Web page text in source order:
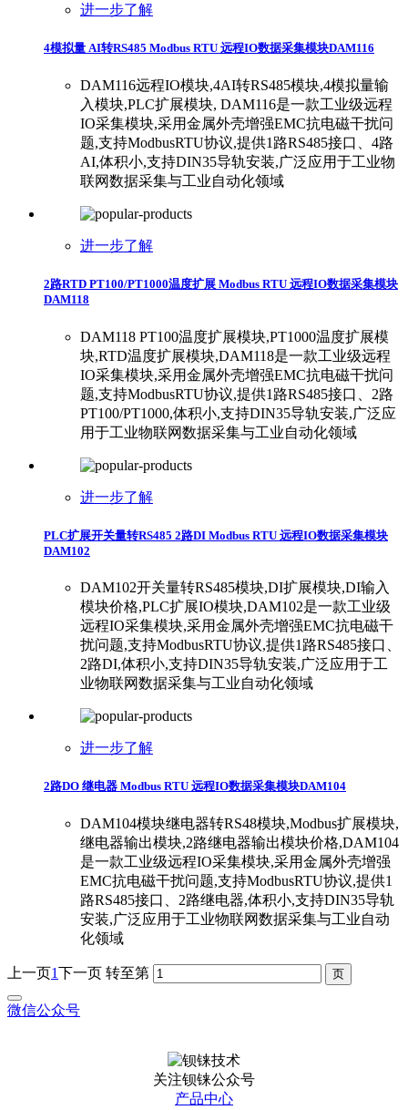
进一步了解
4模拟量 AI转RS485 Modbus RTU 远程IO数据采集模块DAM116
DAM116远程IO模块,4AI转RS485模块,4模拟量输
入模块,PLC扩展模块, DAM116是一款工业级远程
IO采集模块,采用金属外壳增强EMC抗电磁干扰问
题,支持ModbusRTU协议,提供1路RS485接口、4路
AI,体积小,支持DIN35导轨安装,广泛应用于工业物
联网数据采集与工业自动化领域
进一步了解
2路RTD PT100/PT1000温度扩展 Modbus RTU 远程IO数据采集模块
DAM118
DAM118 PT100温度扩展模块,PT1000温度扩展模
块,RTD温度扩展模块,DAM118是一款工业级远程
IO采集模块,采用金属外壳增强EMC抗电磁干扰问
题,支持ModbusRTU协议,提供1路RS485接口、2路
PT100/PT1000,体积小,支持DIN35导轨安装,广泛应
用于工业物联网数据采集与工业自动化领域
进一步了解
PLC扩展开关量转RS485 2路DI Modbus RTU 远程IO数据采集模块
DAM102
DAM102开关量转RS485模块,DI扩展模块,DI输入
模块价格,PLC扩展IO模块,DAM102是一款工业级
远程IO采集模块,采用金属外壳增强EMC抗电磁干
扰问题,支持ModbusRTU协议,提供1路RS485接口、
2路DI,体积小,支持DIN35导轨安装,广泛应用于工
业物联网数据采集与工业自动化领域
进一步了解
2路DO 继电器 Modbus RTU 远程IO数据采集模块DAM104
DAM104模块继电器转RS48模块,Modbus扩展模块,
继电器输出模块,2路继电器输出模块价格,DAM104
是一款工业级远程IO采集模块,采用金属外壳增强
EMC抗电磁干扰问题,支持ModbusRTU协议,提供1
路RS485接口、2路继电器,体积小,支持DIN35导轨
安装,广泛应用于工业物联网数据采集与工业自动
化领域
上一页1下一页 转至第
微信公众号
关注钡铼公众号
产品中心